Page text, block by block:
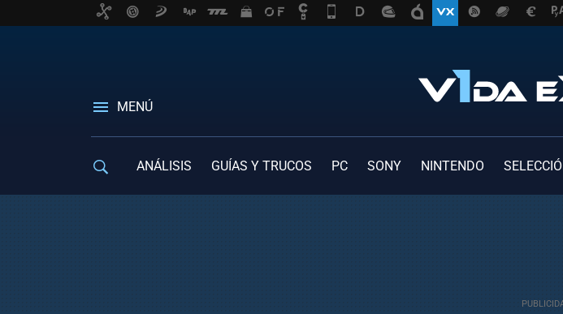
MENÚ
ANÁLISIS GUÍAS Y TRUCOS PC SONY NINTENDO